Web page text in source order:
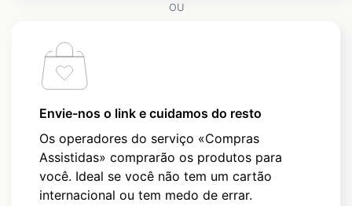
OU
Envie-nos o link e cuidamos do resto
Os operadores do serviço «Compras
Assistidas» comprarão os produtos para
você. Ideal se você não tem um cartão
internacional ou tem medo de errar.